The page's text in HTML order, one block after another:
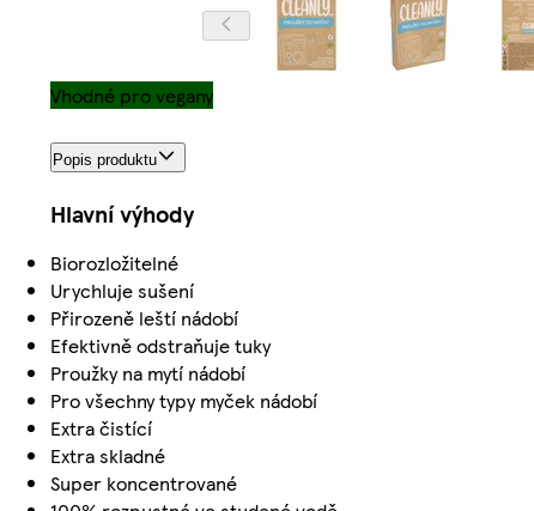
Vhodné pro vegany
Popis produktu
Hlavní výhody
Biorozložitelné
Urychluje sušení
Přirozeně leští nádobí
Efektivně odstraňuje tuky
Proužky na mytí nádobí
Pro všechny typy myček nádobí
Extra čistící
Extra skladné
Super koncentrované